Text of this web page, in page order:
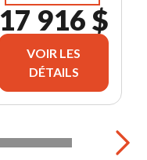
17 916 $
VOIR LES
DÉTAILS